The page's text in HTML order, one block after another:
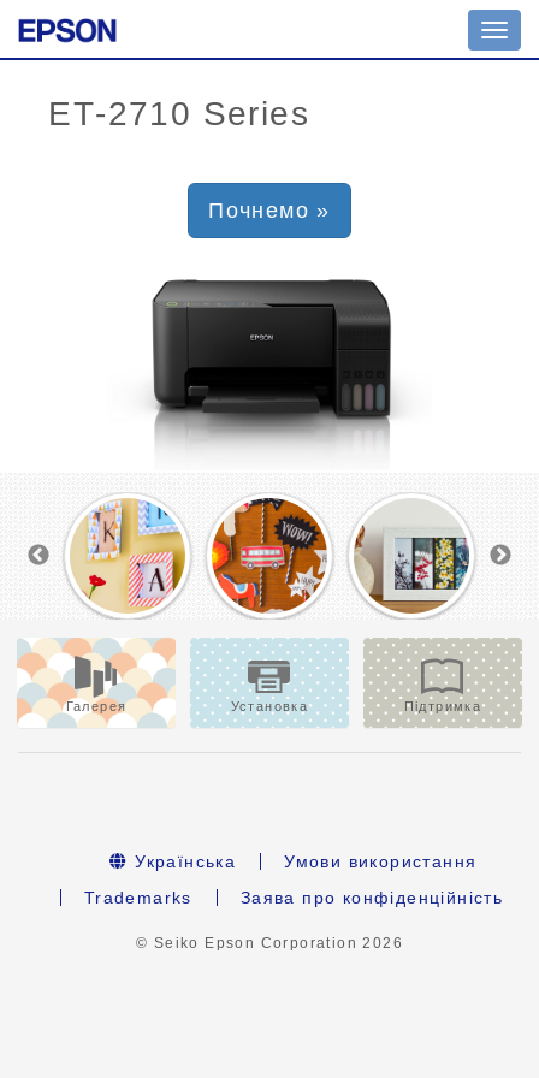
Почнемо »
Галерея Установка Підтримка
Українська
Умови використання
Trademarks
Заява про конфіденційність
© Seiko Epson Corporation2026